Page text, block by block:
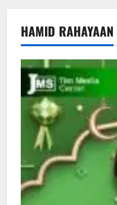
HAMID RAHAYAAN